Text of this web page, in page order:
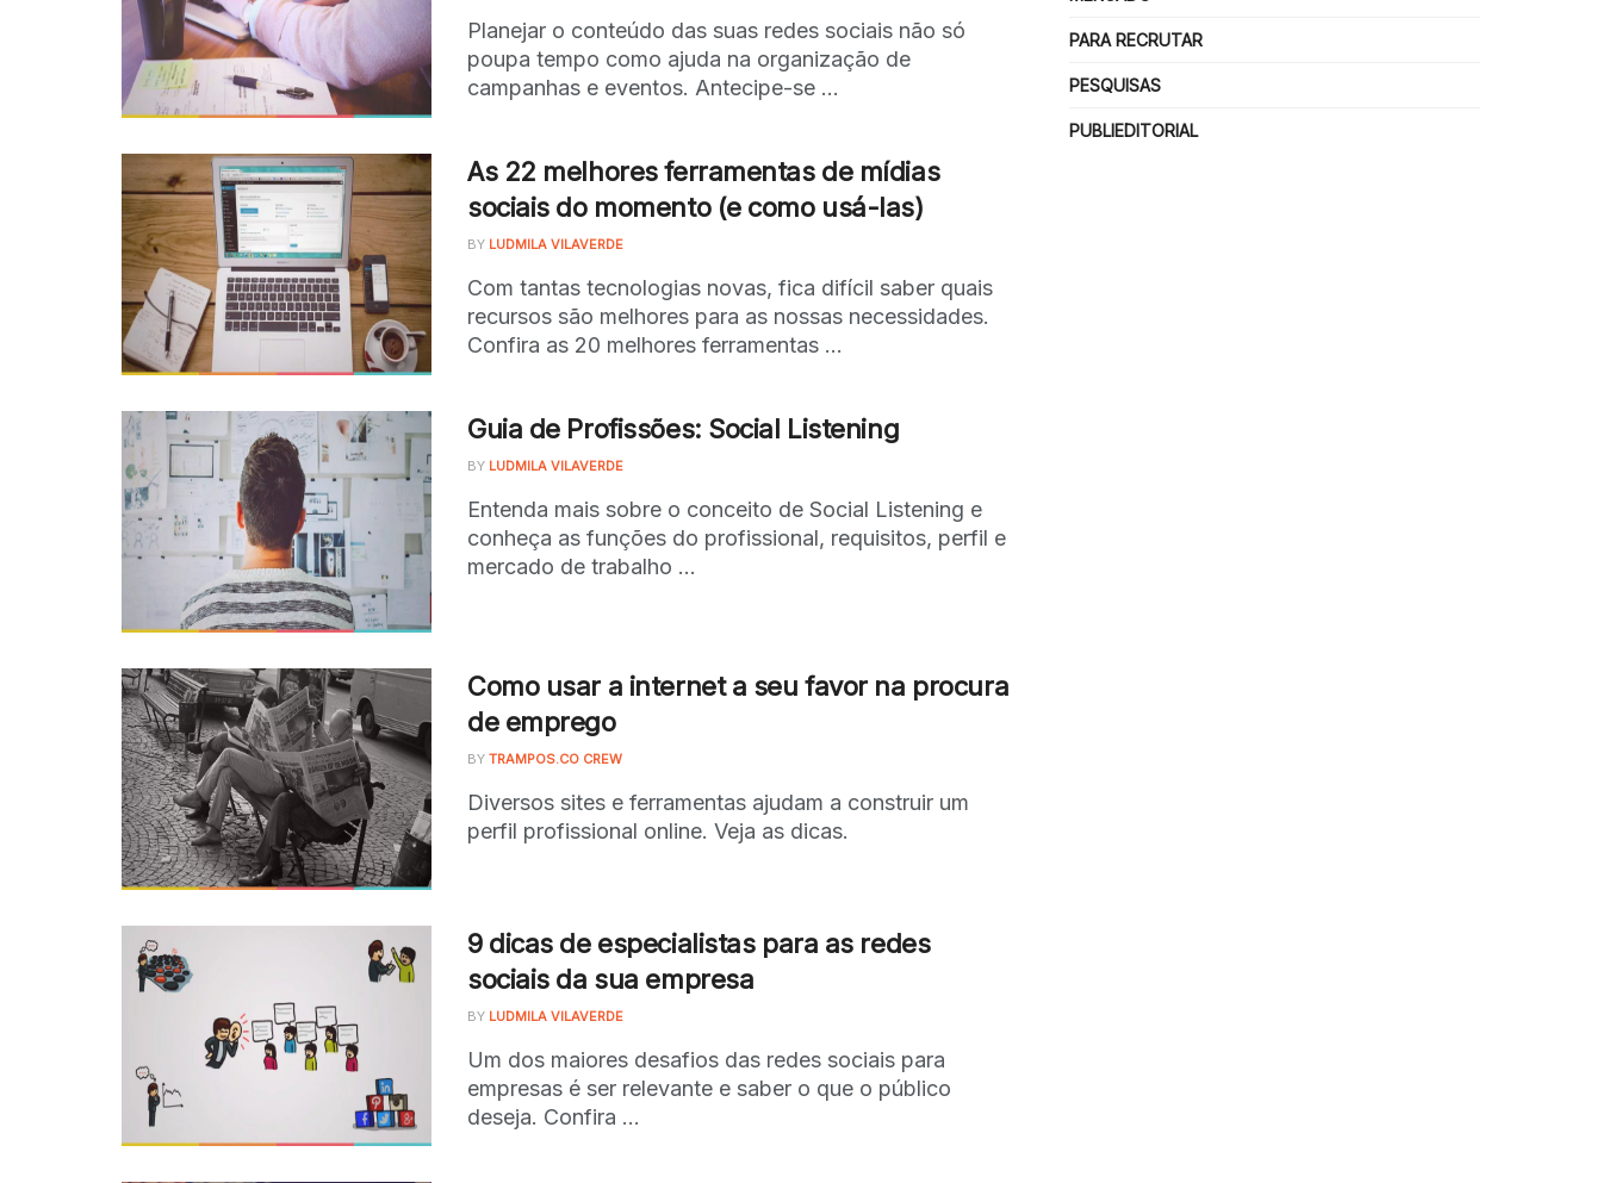
Planejar o conteúdo das suas redes sociais não só
poupa tempo como ajuda na organização de
campanhas e eventos. Antecipe-se ...
As 22 melhores ferramentas de mídias
sociais do momento (e como usá-las)
BY LUDMILA VILAVERDE
Com tantas tecnologias novas, fica difícil saber quais
recursos são melhores para as nossas necessidades.
Confira as 20 melhores ferramentas ...
Guia de Profissões: Social Listening
BY LUDMILA VILAVERDE
Entenda mais sobre o conceito de Social Listening e
conheça as funções do profissional, requisitos, perfil e
mercado de trabalho ...
Como usar a internet a seu favor na procura
de emprego
BY TRAMPOS.CO CREW
Diversos sites e ferramentas ajudam a construir um
perfil profissional online. Veja as dicas.
9 dicas de especialistas para as redes
sociais da sua empresa
BY LUDMILA VILAVERDE
Um dos maiores desafios das redes sociais para
empresas é ser relevante e saber o que o público
deseja. Confira ...
PARA RECRUTAR
PESQUISAS
PUBLIEDITORIAL